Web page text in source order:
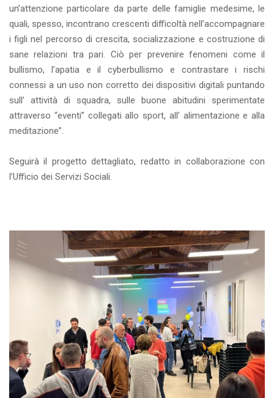
un’attenzione particolare da parte delle famiglie medesime, le
quali, spesso, incontrano crescenti difficoltà nell’accompagnare
i figli nel percorso di crescita, socializzazione e costruzione di
sane relazioni tra pari. Ciò per prevenire fenomeni come il
bullismo, l’apatia e il cyberbullismo e contrastare i rischi
connessi a un uso non corretto dei dispositivi digitali puntando
sull’ attività di squadra, sulle buone abitudini sperimentate
attraverso “eventi” collegati allo sport, all’ alimentazione e alla
meditazione”.
Seguirà il progetto dettagliato, redatto in collaborazione con
l’Ufficio dei Servizi Sociali.